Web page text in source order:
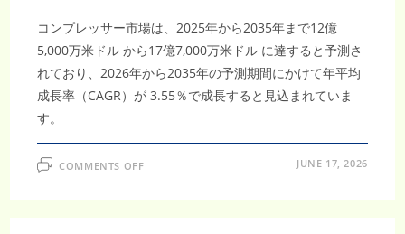
需
要
が
拡
大
コンプレッサー市場は、2025年から2035年まで12億
5,000万米ドル から17億7,000万米ドル に達すると予測さ
れており、2026年から2035年の予測期間にかけて年平均
成長率（CAGR）が 3.55％で成長すると見込まれていま
す。
COMMENTS OFFON JUNE 17, 2026